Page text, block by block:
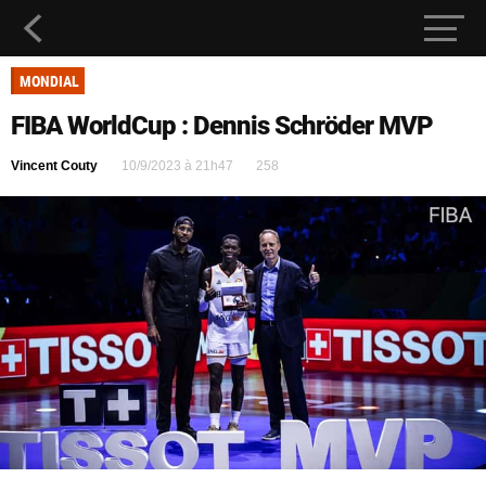
MONDIAL
FIBA WorldCup : Dennis Schröder MVP
Vincent Couty 10/9/2023 à 21h47 258